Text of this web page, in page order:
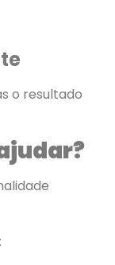
o resultado